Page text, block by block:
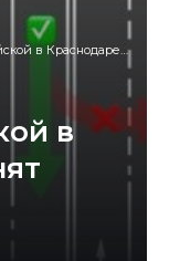
изменят движение: к чему готовиться
в